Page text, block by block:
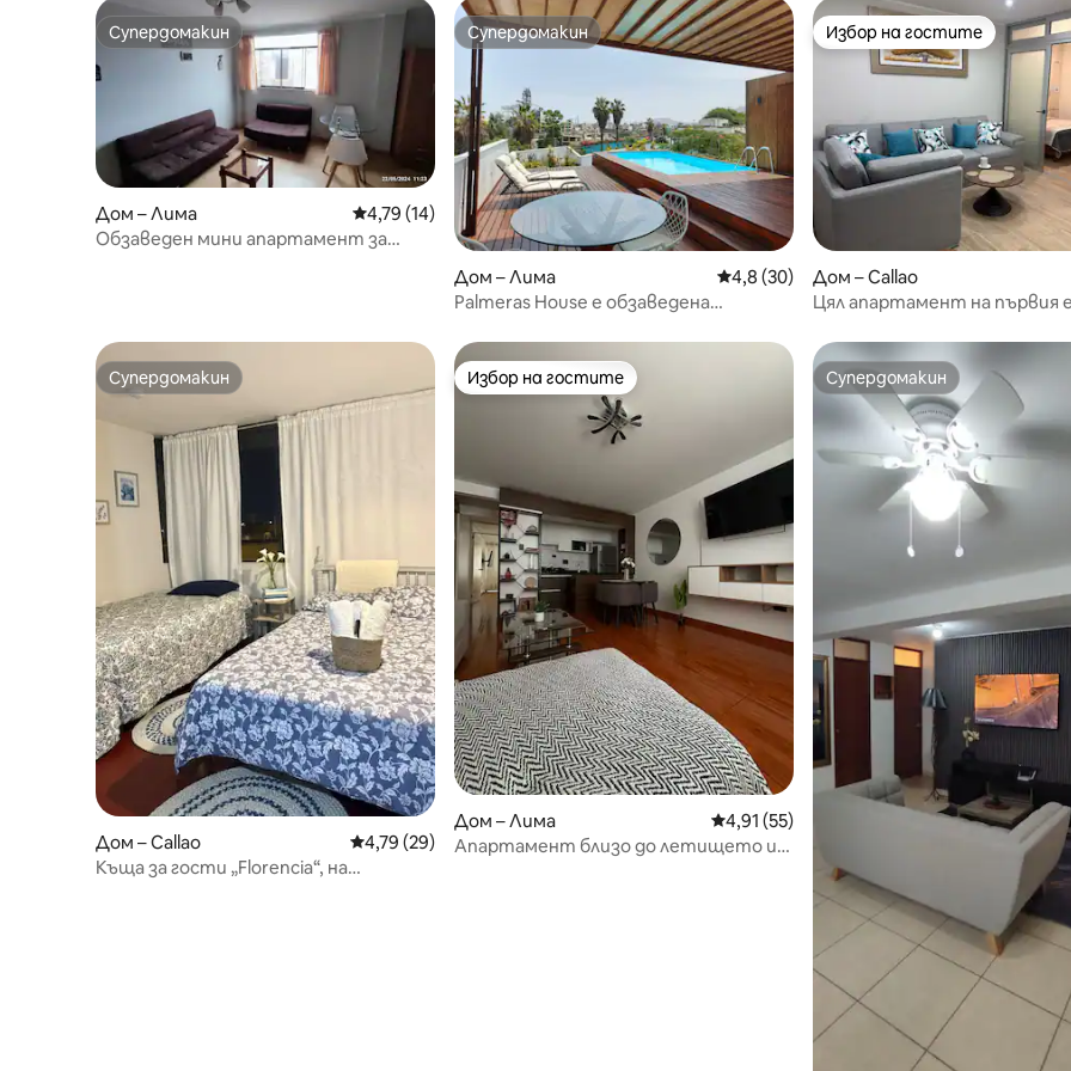
Супердомакин
Супердомакин
Дом – Лима Средна оценка: 4,79 от 5, 14 отзива
4,79 (14)
Обзаведен мини апартамент за
Супердомакин
Супердомакин
Дом – Лима Средна оценка: 4,8 от 5, 30 отзива
4,8 (30)
Palmeras House е обзаведена
място за смях, мечти и
удоволствие!!!
Избор на гостите
Избор на гостите
Дом – Callao
Цял апартамент на първия
Супердомакин
Супердомакин
Дом – Callao Средна оценка: 4,79 от 5, 29 отзива
4,79 (29)
Къща за гости „Florencia“, на
Избор на гостите
Избор на гостите
Дом – Лима Средна оценка: 4,91 от 5, 55 отзива
4,91 (55)
Апартамент близо до летището и
Супердомакин
Супердомакин